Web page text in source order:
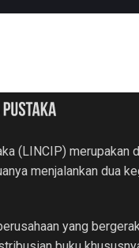
(LINCIP) merupakan
menjalankan dua
yang